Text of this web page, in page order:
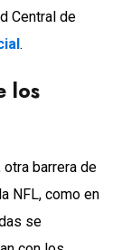
Central de
.
los
barrera de
NFL, como en
se